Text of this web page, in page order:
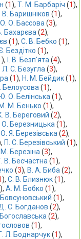
(1), Т. М. Барбаріч (1),
В. Баришніков (1),
О. О. Бассова (3),
Бахарєва (2),
(1), С. В. Бебко (1),
Бездітко (1),
), І. В. Безп'ята (4),
Л. С. Безугла (3),
(1), Н. М. Бейдик (1),
Белоусова (1),
Ю. О. Белінська (1),
М. М. Бенько (1),
В. Береговий (2),
О. Березницька (1),
О. Я. Березівська (2),
П. С. Березівський (1),
Березіна (3),
В. Бесчастна (1),
(3), В. А. Биба (2),
), С. В. Близнюк (1),
), А. М. Бобко (1),
(1),
С. Богданов (2),
(2),
(1),
Л. Боднарчук (1),